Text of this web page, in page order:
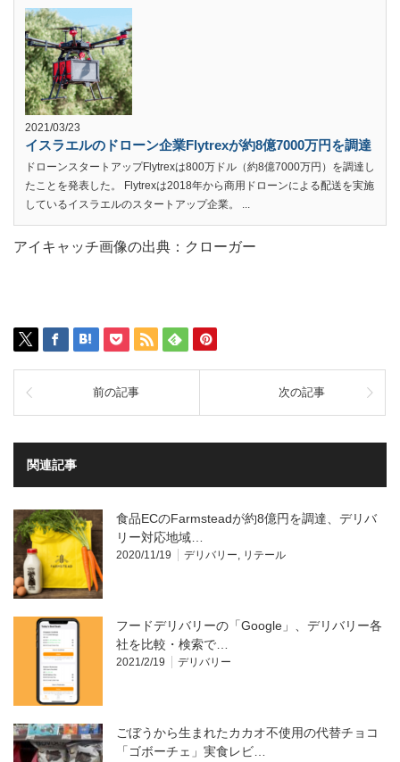
2021/03/23
イスラエルのドローン企業Flytrexが約8億7000万円を調達
ドローンスタートアップFlytrexは800万ドル（約8億7000万円）を調達し
たことを発表した。 Flytrexは2018年から商用ドローンによる配送を実施
しているイスラエルのスタートアップ企業。 ...
アイキャッチ画像の出典：クローガー
前の記事 次の記事
関連記事
食品ECのFarmsteadが約8億円を調達、デリバ
リー対応地域…
2020/11/19 デリバリー, リテール
フードデリバリーの「Google」、デリバリー各
社を比較・検索で…
2021/2/19 デリバリー
ごぼうから生まれたカカオ不使用の代替チョコ
「ゴボーチェ」実食レビ…